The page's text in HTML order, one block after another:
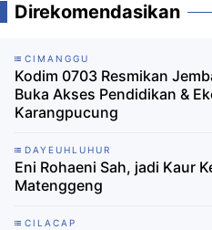
Direkomendasikan
CIMANGGU
Kodim 0703 Resmikan
Buka Akses Pendidikan &
Karangpucung
DAYEUHLUHUR
Eni Rohaeni Sah, jadi Kaur
Matenggeng
CILACAP